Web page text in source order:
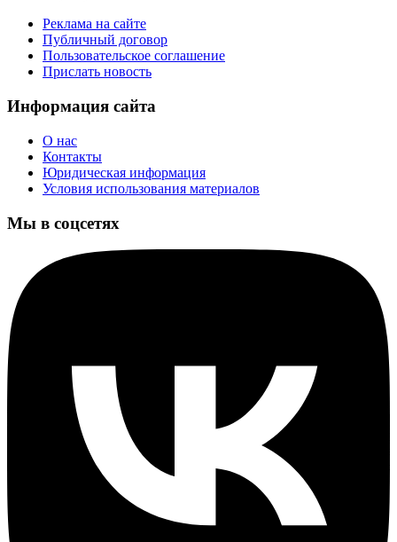
Реклама на сайте
Публичный договор
Пользовательское соглашение
Прислать новость
Информация сайта
О нас
Контакты
Юридическая информация
Условия использования материалов
Мы в соцсетях